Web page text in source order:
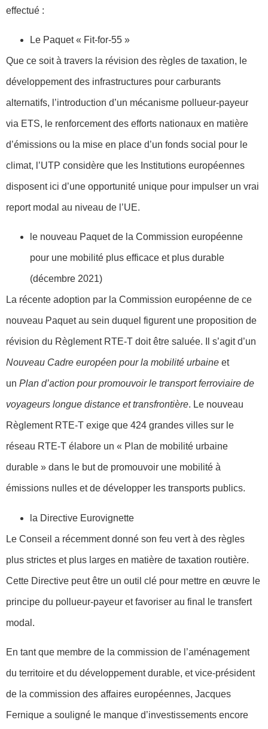
effectué :
Le Paquet « Fit-for-55 »
Que ce soit à travers la révision des règles de taxation, le
développement des infrastructures pour carburants
alternatifs, l’introduction d’un mécanisme pollueur-payeur
via ETS, le renforcement des efforts nationaux en matière
d’émissions ou la mise en place d’un fonds social pour le
climat, l’UTP considère que les Institutions européennes
disposent ici d’une opportunité unique pour impulser un vrai
report modal au niveau de l’UE.
le nouveau Paquet de la Commission européenne
pour une mobilité plus efficace et plus durable
(décembre 2021)
La récente adoption par la Commission européenne de ce
nouveau Paquet au sein duquel figurent une proposition de
révision du Règlement RTE-T doit être saluée. Il s’agit d’un
Nouveau Cadre européen pour la mobilité urbaine et
un Plan d’action pour promouvoir le transport ferroviaire de
voyageurs longue distance et transfrontière. Le nouveau
Règlement RTE-T exige que 424 grandes villes sur le
réseau RTE-T élabore un « Plan de mobilité urbaine
durable » dans le but de promouvoir une mobilité à
émissions nulles et de développer les transports publics.
la Directive Eurovignette
Le Conseil a récemment donné son feu vert à des règles
plus strictes et plus larges en matière de taxation routière.
Cette Directive peut être un outil clé pour mettre en œuvre le
principe du pollueur-payeur et favoriser au final le transfert
modal.
En tant que membre de la commission de l’aménagement
du territoire et du développement durable, et vice-président
de la commission des affaires européennes, Jacques
Fernique a souligné le manque d’investissements encore